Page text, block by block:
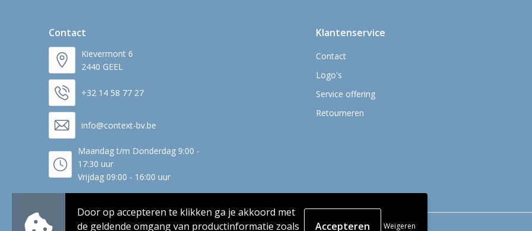
Contact
Kievermont 6
2440 GEEL
+32 14 58 77 27
info@context-bv.be
Maandag t/m Donderdag 9:00 -
17:30 uur
Vrijdag 09:00 - 16:00 uur
Klantenservice
Contact
Logo's
Service offering
Retourneren
Door op accepteren te klikken ga je akkoord met
de geldende omgang van productinformatie zoals
Weigeren